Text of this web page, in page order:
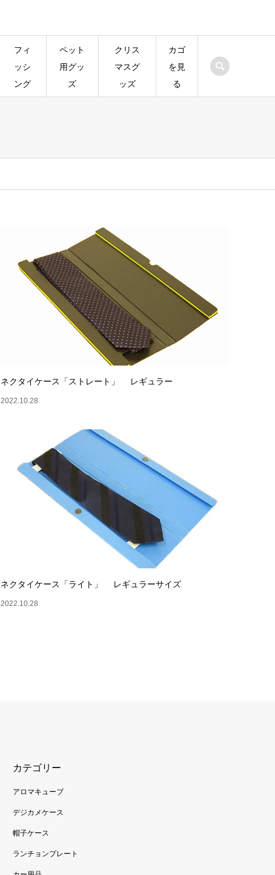
フィ
ッシ
ング
ペット
用グッ
ズ
クリス
マスグ
ッズ
カゴ
を見
る
ネクタイケース「ストレート」 レギュラー
2022.10.28
ネクタイケース「ライト」 レギュラーサイズ
2022.10.28
カテゴリー
アロマキューブ
デジカメケース
帽子ケース
ランチョンプレート